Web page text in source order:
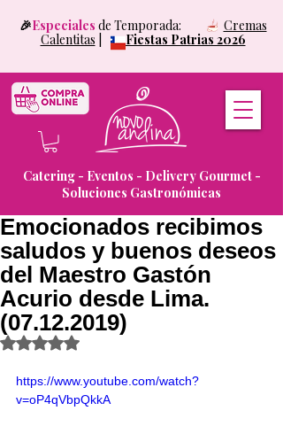
Catering - Eventos - Delivery Gourmet -
Soluciones Gastronómicas
🎉Especiales de Temporada: Cremas
Calentitas
Fiestas Patrias 2026
Emocionados recibimos
saludos y buenos deseos
del Maestro Gastón
Acurio desde Lima.
(07.12.2019)
Obtuvo NaN de 5 estrellas.
https://www.youtube.com/watch?
v=oP4qVbpQkkA